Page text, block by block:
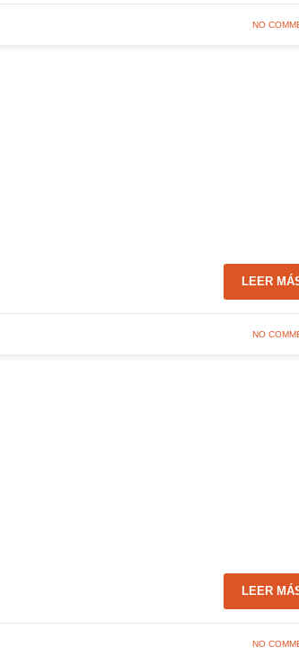
NO
LEER
NO
LEER
NO